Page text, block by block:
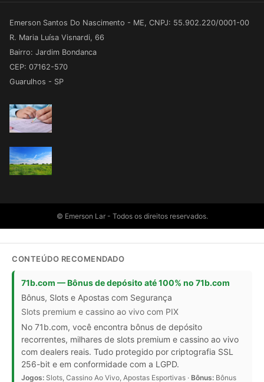
Emerson Santos Do Nascimento - ME, CNPJ: 55.902.220/0001-00
R. Maria Luísa Visnardi, 66
Bairro: Jardim Bondanca
CEP: 07162-570
Guarulhos - SP
© Emerson Lar - Todos os direitos reservados.
CONTEÚDO RECOMENDADO
71b.com — Bônus de depósito até 100% no 71b.com
Bônus, Slots e Apostas com Segurança
Slots premium e cassino ao vivo com PIX
No 71b.com, você encontra bônus de depósito
recorrentes, milhares de slots premium e cassino ao vivo
com dealers reais. Tudo protegido por criptografia SSL
256-bit e em conformidade com a LGPD.
Jogos: Slots, Cassino Ao Vivo, Apostas Esportivas · Bônus: Bônus